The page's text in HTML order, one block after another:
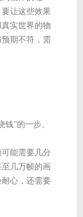
让这些效果
实世界的物
期不符，需
”的一步。
能需要几分
几万帧的画
心，还需要